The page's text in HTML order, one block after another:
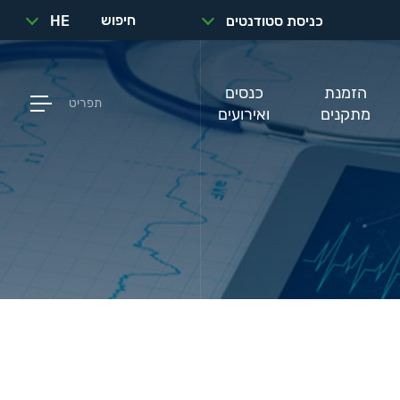
כניסת סטודנטים חיפוש HE
הזמנת
מתקנים
כנסים
ואירועים
תפריט